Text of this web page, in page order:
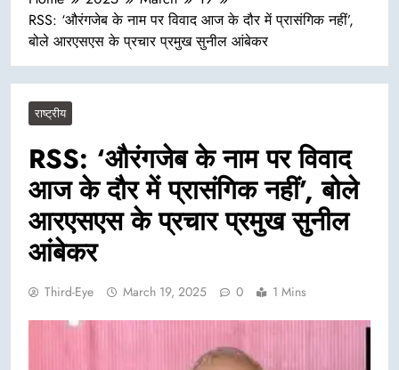
RSS: ‘औरंगजेब के नाम पर विवाद आज के दौर में प्रासंगिक नहीं’,
बोले आरएसएस के प्रचार प्रमुख सुनील आंबेकर
राष्ट्रीय
RSS: ‘औरंगजेब के नाम पर विवाद
आज के दौर में प्रासंगिक नहीं’, बोले
आरएसएस के प्रचार प्रमुख सुनील
आंबेकर
Third-Eye March 19, 2025 0 1 Mins